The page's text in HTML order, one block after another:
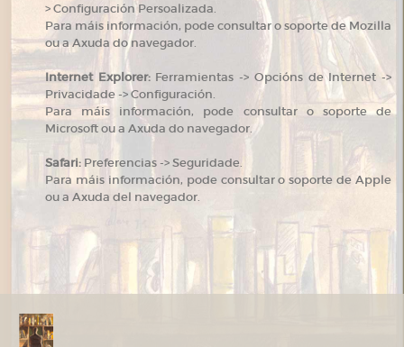
> Configuración Persoalizada.
Para máis información, pode consultar o soporte de Mozilla
ou a Axuda do navegador.
Internet Explorer:Ferramientas -> Opcións de Internet ->
Privacidade -> Configuración.
Para máis información, pode consultar o soporte de
Microsoft ou a Axuda do navegador.
Safari: Preferencias -> Seguridade.
Para máis información, pode consultar o soporte de Apple
ou a Axuda del navegador.